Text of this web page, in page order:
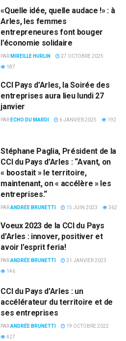
«Quelle idée, quelle audace !» : à
Arles, les femmes
entrepreneures font bouger
l’économie solidaire
PAR MIREILLE HURLIN
27 OCTOBRE 2025
187
CCI Pays d’Arles, la Soirée des
entreprises aura lieu lundi 27
janvier
PAR ECHO DU MARDI 6 JANVIER 2025 192
Stéphane Paglia, Président de la
CCI du Pays d’Arles : “Avant, on
« boostait » le territoire,
maintenant, on « accélère » les
entreprises.“
PARANDRÉE BRUNETTI 15 JUIN 2023 362
Voeux 2023 de la CCI du Pays
d’Arles : innover, positiver et
avoir l’esprit feria!
PARANDRÉE BRUNETTI
31 JANVIER 2023
146
CCI du Pays d’Arles : un
accélérateur du territoire et de
ses entreprises
PARANDRÉE BRUNETTI
19 OCTOBRE 2022
427